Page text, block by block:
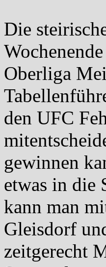
Die
Oberliga
den UFC
gewinnen
etwas in die
kann man
Gleisdorf
zeitgerecht